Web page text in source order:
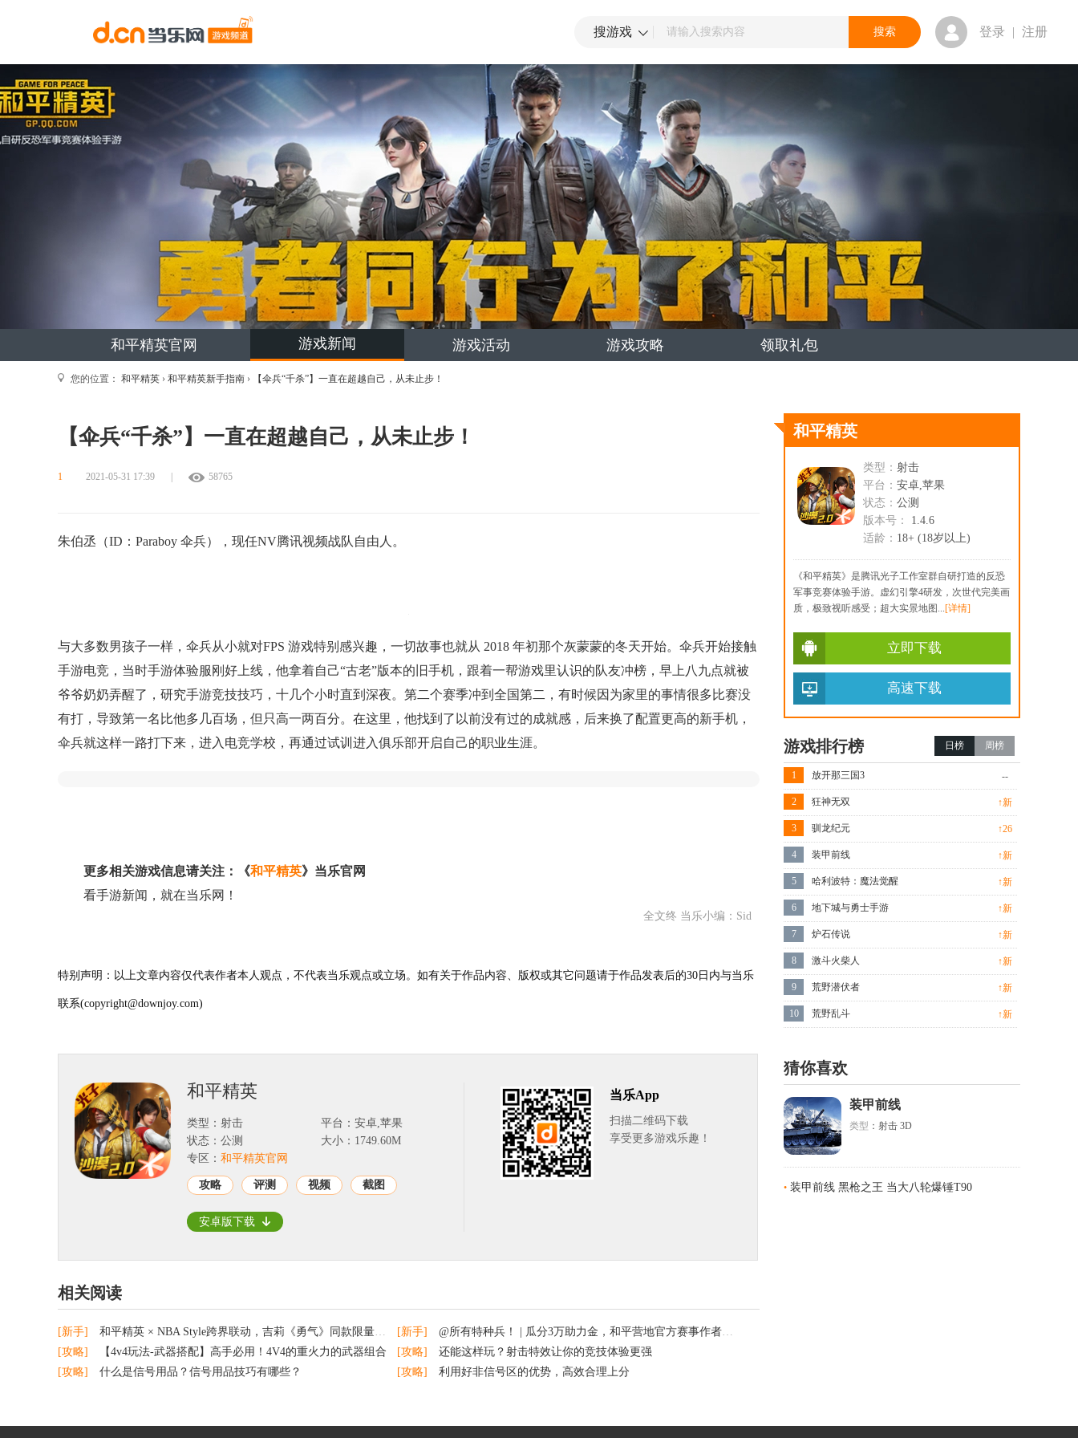
搜游戏 登录 | 注册
和平精英官网 游戏新闻 游戏活动 游戏攻略 领取礼包
您的位置： 和平精英 › 和平精英新手指南 › 【伞兵“千杀”】一直在超越自己，从未止步！
【伞兵“千杀”】一直在超越自己，从未止步！
1 2021-05-31 17:39 58765
朱伯丞（ID：Paraboy 伞兵），现任NV腾讯视频战队自由人。
与大多数男孩子一样，伞兵从小就对FPS 游戏特别感兴趣，一切故事也就从 2018 年初那个灰蒙蒙的冬天开始。伞兵开始接触
手游电竞，当时手游体验服刚好上线，他拿着自己“古老”版本的旧手机，跟着一帮游戏里认识的队友冲榜，早上八九点就被
爷爷奶奶弄醒了，研究手游竞技技巧，十几个小时直到深夜。第二个赛季冲到全国第二，有时候因为家里的事情很多比赛没
有打，导致第一名比他多几百场，但只高一两百分。在这里，他找到了以前没有过的成就感，后来换了配置更高的新手机，
伞兵就这样一路打下来，进入电竞学校，再通过试训进入俱乐部开启自己的职业生涯。
更多相关游戏信息请关注：《和平精英》当乐官网
看手游新闻，就在当乐网！
全文终 当乐小编：Sid
特别声明：以上文章内容仅代表作者本人观点，不代表当乐观点或立场。如有关于作品内容、版权或其它问题请于作品发表后的30日内与当乐
联系(copyright@downjoy.com)
和平精英
类型：射击
平台：安卓,苹果
状态：公测
大小：1749.60M
专区： 和平精英官网
攻略 评测 视频 截图
安卓版下载
当乐App
扫描二维码下载
享受更多游戏乐趣！
相关阅读
[新手] 和平精英 × NBA Style跨界联动，吉莉《勇气》同款限量发售 [新手]
@所有特种兵！ | 瓜分3万助力金，和平营地官方赛事作者团招募开启！
[攻略]
【4v4玩法-武器搭配】高手必用！4V4的重火力的武器组合 [攻略]
还能这样玩？射击特效让你的竞技体验更强
[攻略]
什么是信号用品？信号用品技巧有哪些？ [攻略] 利用好非信号区的优势，高效合理上分
和平精英
类型： 射击
平台： 安卓,苹果
状态： 公测
版本号：
1.4.6
适龄： 18+ (18岁以上)
《和平精英》是腾讯光子工作室群自研打造的反恐
军事竞赛体验手游。虚幻引擎4研发，次世代完美画
质，极致视听感受；超大实景地图...[详情]
立即下载
高速下载
游戏排行榜 日榜 周榜
1 放开那三国3 --
2 狂神无双 ↑新
3 驯龙纪元 ↑26
4 装甲前线 ↑新
5 哈利波特：魔法觉醒 ↑新
6 地下城与勇士手游 ↑新
7 炉石传说 ↑新
8 激斗火柴人 ↑新
9 荒野潜伏者 ↑新
10 荒野乱斗 ↑新
猜你喜欢
装甲前线
类型 ：射击 3D
• 装甲前线 黑枪之王 当大八轮爆锤T90